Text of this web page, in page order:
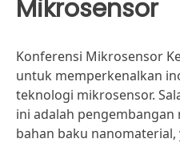
Mikrosensor
Konferensi Mikrosensor
untuk memperkenalkan
teknologi mikrosensor.
ini adalah
bahan baku